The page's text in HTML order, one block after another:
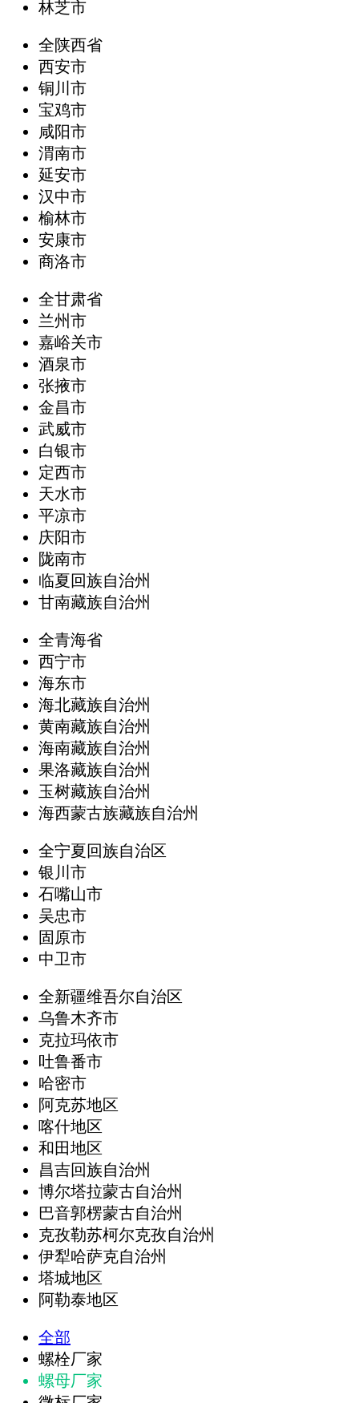
林芝市
全陕西省
西安市
铜川市
宝鸡市
咸阳市
渭南市
延安市
汉中市
榆林市
安康市
商洛市
全甘肃省
兰州市
嘉峪关市
酒泉市
张掖市
金昌市
武威市
白银市
定西市
天水市
平凉市
庆阳市
陇南市
临夏回族自治州
甘南藏族自治州
全青海省
西宁市
海东市
海北藏族自治州
黄南藏族自治州
海南藏族自治州
果洛藏族自治州
玉树藏族自治州
海西蒙古族藏族自治州
全宁夏回族自治区
银川市
石嘴山市
吴忠市
固原市
中卫市
全新疆维吾尔自治区
乌鲁木齐市
克拉玛依市
吐鲁番市
哈密市
阿克苏地区
喀什地区
和田地区
昌吉回族自治州
博尔塔拉蒙古自治州
巴音郭楞蒙古自治州
克孜勒苏柯尔克孜自治州
伊犁哈萨克自治州
塔城地区
阿勒泰地区
全部
螺栓厂家
螺母厂家